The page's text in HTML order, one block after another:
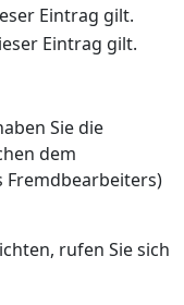
Eintrag gilt.
Eintrag gilt.
Sie die
dem
Fremdbearbeiters)
rufen Sie sich